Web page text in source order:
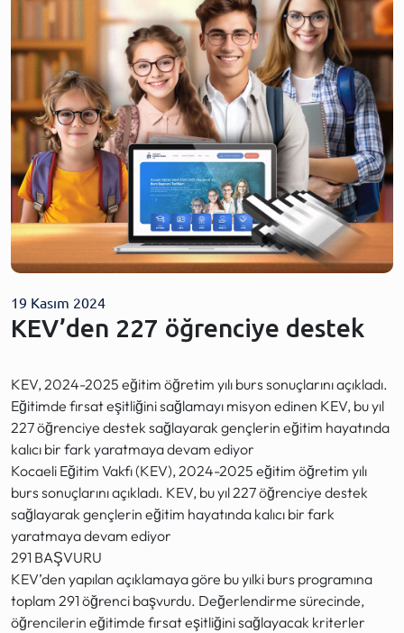
19 Kasım 2024
KEV’den 227 öğrenciye destek
KEV, 2024-2025 eğitim öğretim yılı burs sonuçlarını açıkladı.
Eğitimde fırsat eşitliğini sağlamayı misyon edinen KEV, bu yıl
227 öğrenciye destek sağlayarak gençlerin eğitim hayatında
kalıcı bir fark yaratmaya devam ediyor
Kocaeli Eğitim Vakfı (KEV), 2024-2025 eğitim öğretim yılı
burs sonuçlarını açıkladı. KEV, bu yıl 227 öğrenciye destek
sağlayarak gençlerin eğitim hayatında kalıcı bir fark
yaratmaya devam ediyor
291 BAŞVURU
KEV’den yapılan açıklamaya göre bu yılki burs programına
toplam 291 öğrenci başvurdu. Değerlendirme sürecinde,
öğrencilerin eğitimde fırsat eşitliğini sağlayacak kriterler